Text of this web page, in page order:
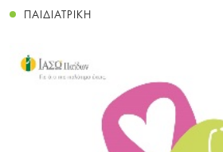
ΠΑΙΔΙΑΤΡΙΚΗ